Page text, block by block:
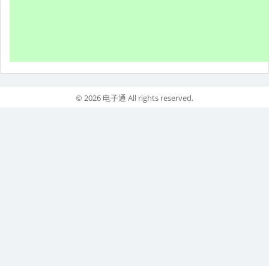
© 2026 电子通 All rights reserved.